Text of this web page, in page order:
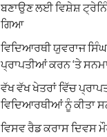
ਬਣਾਉਣ ਲਈ ਵਿਸ਼ੇਸ਼
ਗਿਆ
ਵਿਦਿਆਰਥੀ ਯੁਵਰਾਜ
ਪ੍ਰਾਪਤੀਆਂ ਕਰਨ ‘ਤੇ
ਵੱਖ ਵੱਖ ਖੇਤਰਾਂ ਵਿੱਚ
ਵਿਦਿਆਰਥੀਆਂ ਨੂੰ ਕੀਤਾ
ਵਿਸਵ ਰੈਡ ਕਰਾਸ ਦਿਵਸ